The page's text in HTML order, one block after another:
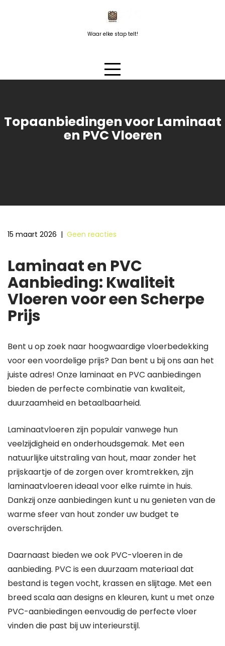
Waar elke stap telt!
Topaanbiedingen voor Laminaat
en PVC Vloeren
15 maart 2026 | Geen reacties
Laminaat en PVC
Aanbieding: Kwaliteit
Vloeren voor een Scherpe
Prijs
Bent u op zoek naar hoogwaardige vloerbedekking
voor een voordelige prijs? Dan bent u bij ons aan het
juiste adres! Onze laminaat en PVC aanbiedingen
bieden de perfecte combinatie van kwaliteit,
duurzaamheid en betaalbaarheid.
Laminaatvloeren zijn populair vanwege hun
veelzijdigheid en onderhoudsgemak. Met een
natuurlijke uitstraling van hout, maar zonder het
prijskaartje of de zorgen over kromtrekken, zijn
laminaatvloeren ideaal voor elke ruimte in huis.
Dankzij onze aanbiedingen kunt u nu genieten van de
warme sfeer van hout zonder uw budget te
overschrijden.
Daarnaast bieden we ook PVC-vloeren in de
aanbieding. PVC is een duurzaam materiaal dat
bestand is tegen vocht, krassen en slijtage. Met een
breed scala aan designs en kleuren, kunt u met onze
PVC-aanbiedingen eenvoudig de perfecte vloer
vinden die past bij uw interieurstijl.